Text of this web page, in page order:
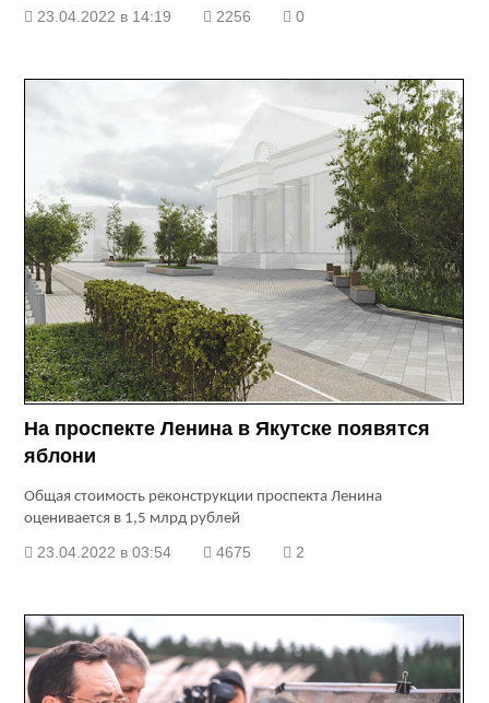
23.04.2022 в 14:19 2256 0
На проспекте Ленина в Якутске появятся
яблони
Общая стоимость реконструкции проспекта Ленина
оценивается в 1,5 млрд рублей
23.04.2022 в 03:54 4675 2